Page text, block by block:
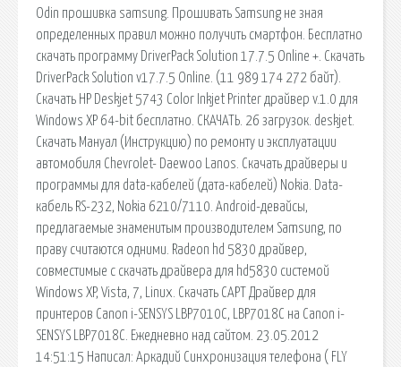
Odin прошивка samsung. Прошивать Samsung не зная
определенных правил можно получить смартфон. Бесплатно
скачать программу DriverPack Solution 17.7.5 Online +. Скачать
DriverPack Solution v17.7.5 Online. (11 989 174 272 байт).
Скачать HP Deskjet 5743 Color Inkjet Printer драйвер v.1.0 для
Windows XP 64-bit бесплатно. СКАЧАТЬ. 26 загрузок. deskjet.
Скачать Мануал (Инструкцию) по ремонту и эксплуатации
автомобиля Chevrolet- Daewoo Lanos. Скачать драйверы и
программы для data-кабелей (дата-кабелей) Nokia. Data-
кабель RS-232, Nokia 6210/7110. Android-девайсы,
предлагаемые знаменитым производителем Samsung, по
праву считаются одними. Radeon hd 5830 драйвер,
совместимые с скачать драйвера для hd5830 системой
Windows XP, Vista, 7, Linux. Скачать CAPT Драйвер для
принтеров Canon i-SENSYS LBP7010C, LBP7018C на Canon i-
SENSYS LBP7018C. Ежедневно над сайтом. 23.05.2012
14:51:15 Написал: Аркадий Синхронизация телефона ( FLY